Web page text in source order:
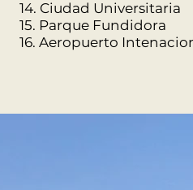
14. Ciudad Universitaria
15. Parque Fundidora
16. Aeropuerto